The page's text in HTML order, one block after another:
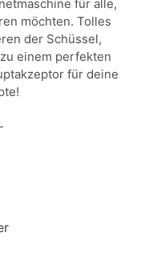
für alle,
möchten. Tolles
der Schüssel,
einem perfekten
für deine